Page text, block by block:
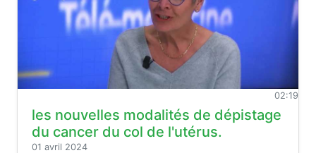
02:19
les nouvelles modalités de dépistage
du cancer du col de l'utérus.
01 avril 2024